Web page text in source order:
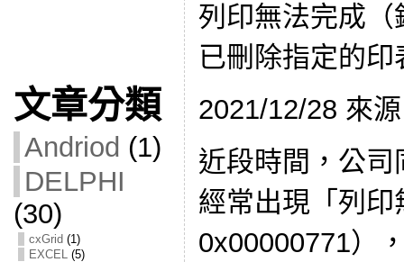
文章分類
Andriod (1)
DELPHI
(30)
cxGrid (1)
EXCEL(5)
列印無法完成（
已刪除指定的
2021/12/28 來
近段時間，公
經常出現「列
0x00000771）